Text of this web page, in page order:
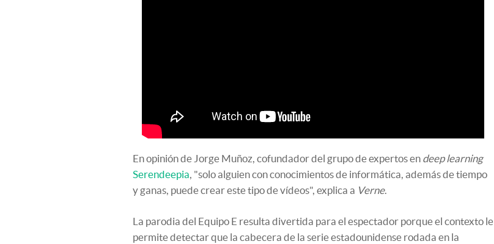
En opinión de Jorge Muñoz, cofundador del grupo de expertos en deep learning
Serendeepia, "solo alguien con conocimientos de informática, además de tiempo
y ganas, puede crear este tipo de vídeos", explica a Verne.
La parodia del Equipo E resulta divertida para el espectador porque el contexto le
permite detectar que la cabecera de la serie estadounidense rodada en la